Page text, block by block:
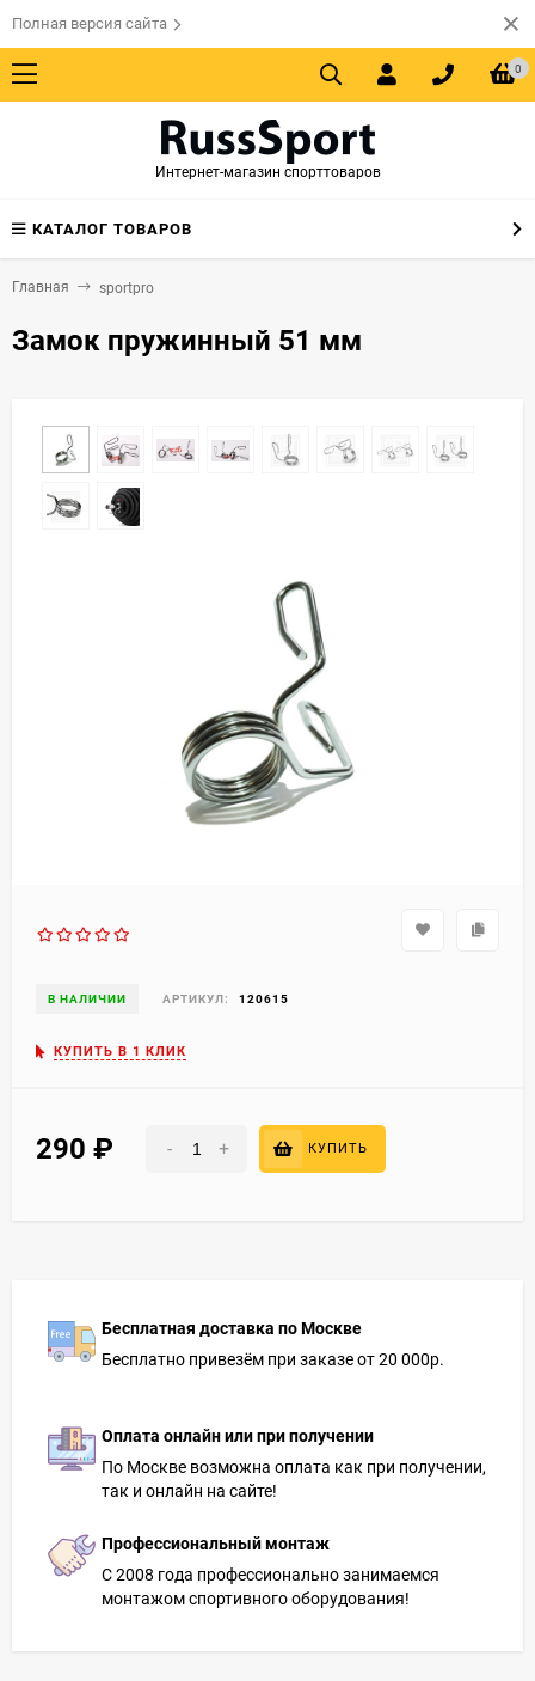
Полная версия сайта
0
Интернет-магазин спорттоваров
КАТАЛОГ ТОВАРОВ
Главная sportpro
Замок пружинный 51 мм
В НАЛИЧИИ АРТИКУЛ: 120615
КУПИТЬ В 1 КЛИК
290 - + КУПИТЬ
Бесплатная доставка по Москве
Бесплатно привезём при заказе от 20 000р.
Оплата онлайн или при получении
По Москве возможна оплата как при получении,
так и онлайн на сайте!
Профессиональный монтаж
С 2008 года профессионально занимаемся
монтажом спортивного оборудования!